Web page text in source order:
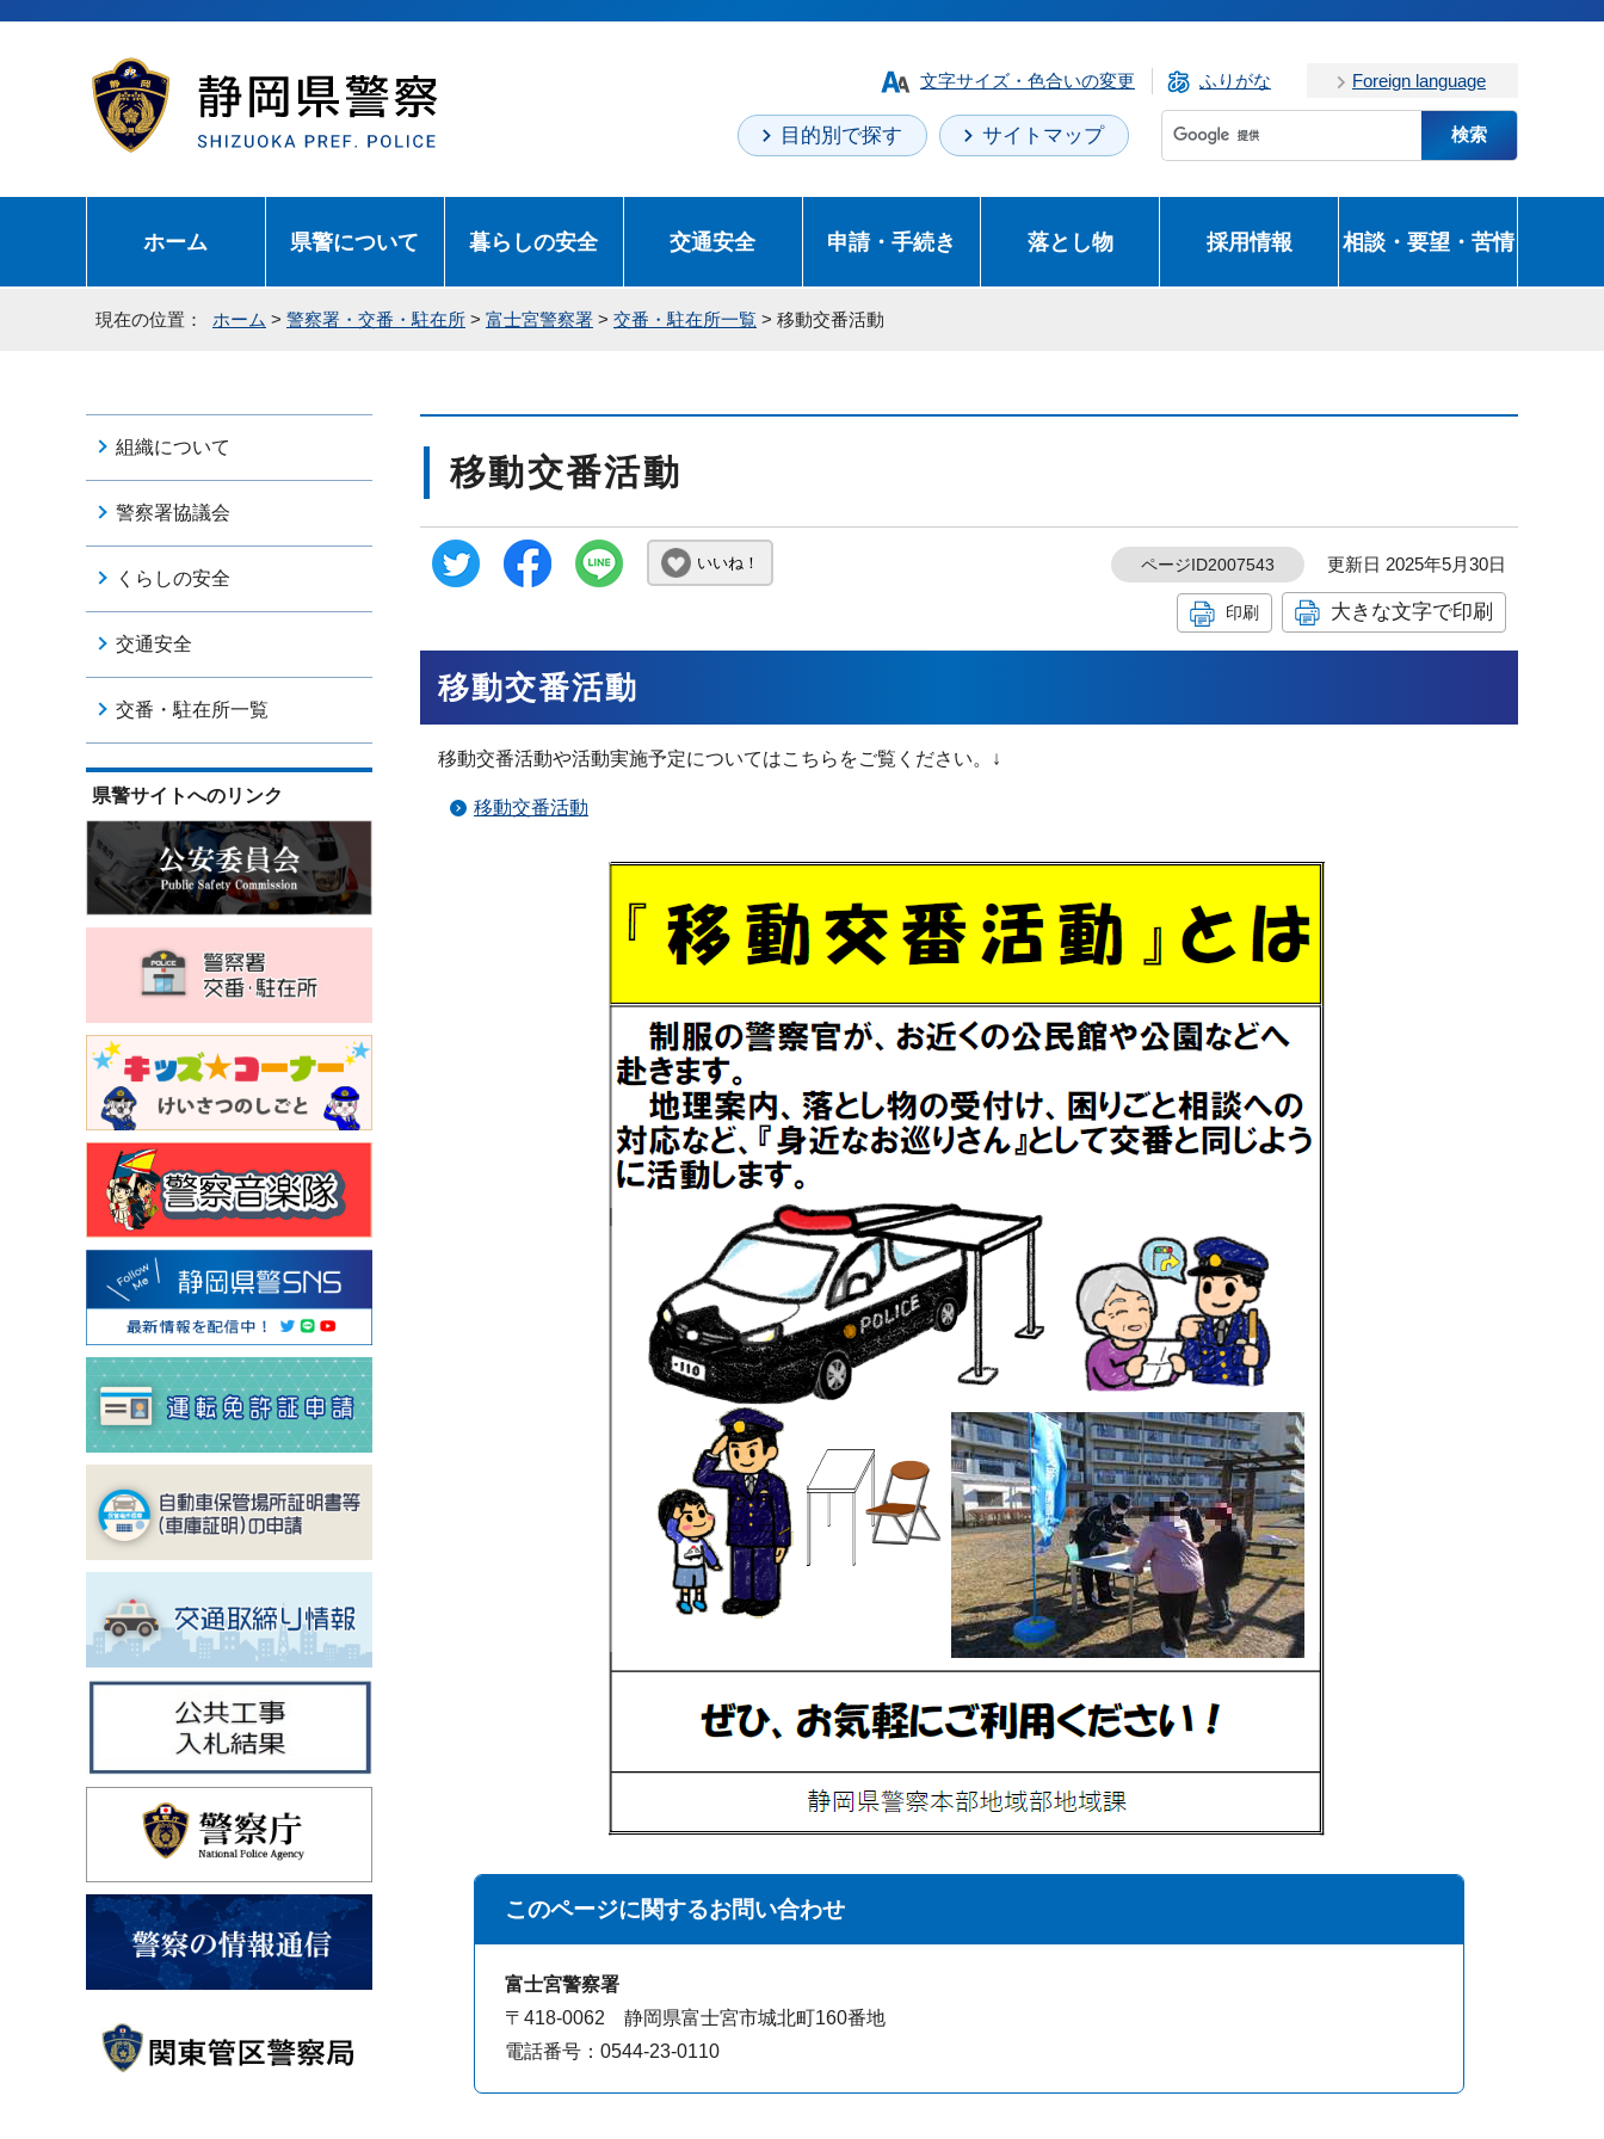
文字サイズ・色合いの変更 ふりがな Foreign language
目的別で探す サイトマップ
ホーム 県警について 暮らしの安全 交通安全 申請・手続き 落とし物 採用情報 相談・要望・苦情
現在の位置： ホーム > 警察署・交番・駐在所 > 富士宮警察署 > 交番・駐在所一覧 > 移動交番活動
移動交番活動
いいね！ ページID2007543 更新日 2025年5月30日
印刷 大きな文字で印刷
移動交番活動
移動交番活動や活動実施予定についてはこちらをご覧ください。↓
移動交番活動
このページに関するお問い合わせ
富士宮警察署
〒418-0062 静岡県富士宮市城北町160番地
電話番号：0544-23-0110
組織について
警察署協議会
くらしの安全
交通安全
交番・駐在所一覧
県警サイトへのリンク